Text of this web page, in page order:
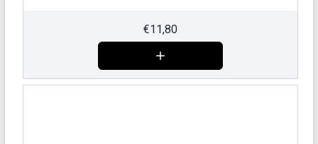
€11,80